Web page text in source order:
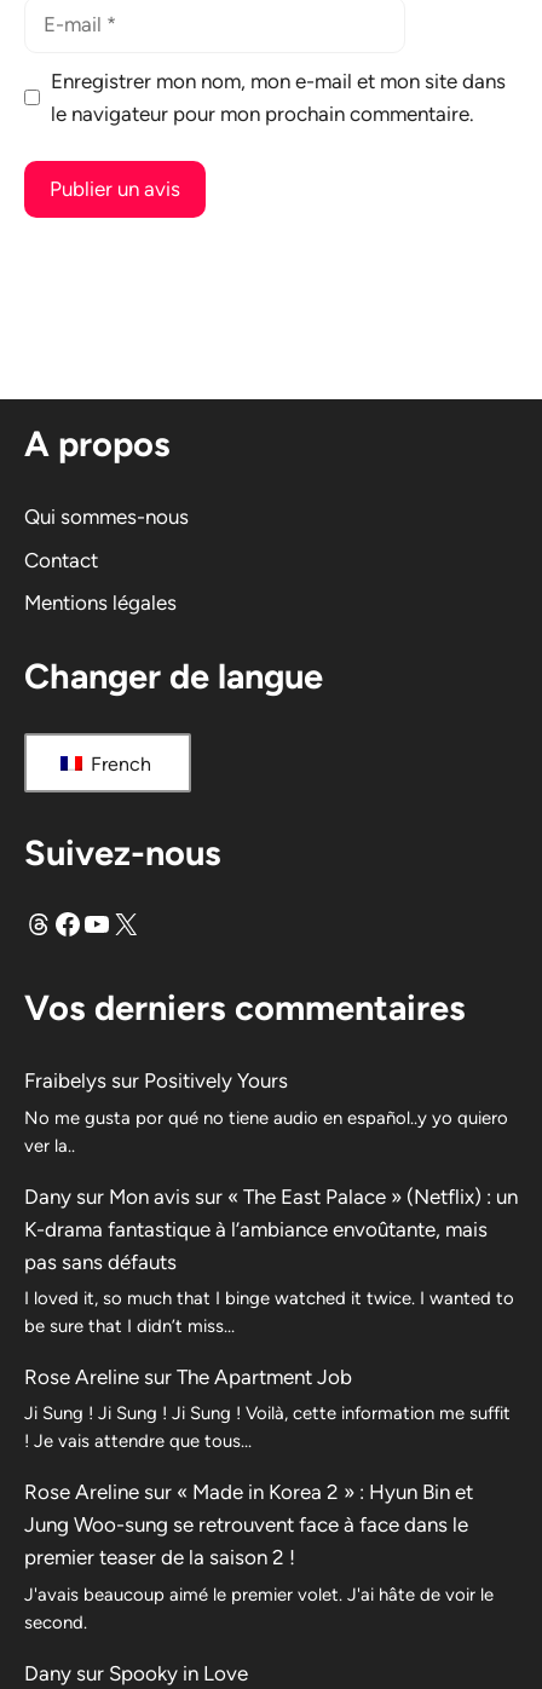
Enregistrer mon nom, mon e-mail et mon site dans
le navigateur pour mon prochain commentaire.
a
i
e
:
A propos
Qui sommes-nous
Contact
Mentions légales
Changer de langue
French
Suivez-nous
FilsFacebook
YouTube
X
Vos derniers commentaires
Fraibelys sur Positively Yours
No me gusta por qué no tiene audio en español..y yo quiero
ver la..
Dany sur Mon avis sur « The East Palace » (Netflix) : un
K-drama fantastique à l’ambiance envoûtante, mais
pas sans défauts
I loved it, so much that I binge watched it twice. I wanted to
be sure that I didn’t miss…
Rose Areline sur The Apartment Job
Ji Sung ! Ji Sung ! Ji Sung ! Voilà, cette information me suffit
! Je vais attendre que tous…
Rose Areline sur « Made in Korea 2 » : Hyun Bin et
Jung Woo-sung se retrouvent face à face dans le
premier teaser de la saison 2 !
J'avais beaucoup aimé le premier volet. J'ai hâte de voir le
second.
Dany sur Spooky in Love